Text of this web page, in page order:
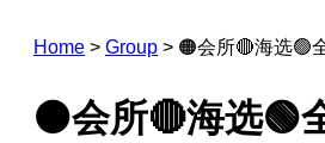
Home > Group > 🟠会所🔴海选🟢
🟠会所🔴海选🟢